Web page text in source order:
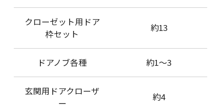
クローゼット用ドア
枠セット
約13
ドアノブ各種 約1～3
玄関用ドアクローザ
ー
約4